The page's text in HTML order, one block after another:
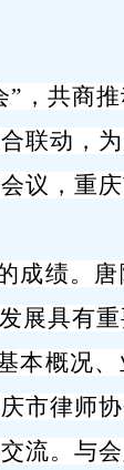
” ，共商
联动，
议， 重
成绩。唐
展具有重
本概况
市律师
流。 与